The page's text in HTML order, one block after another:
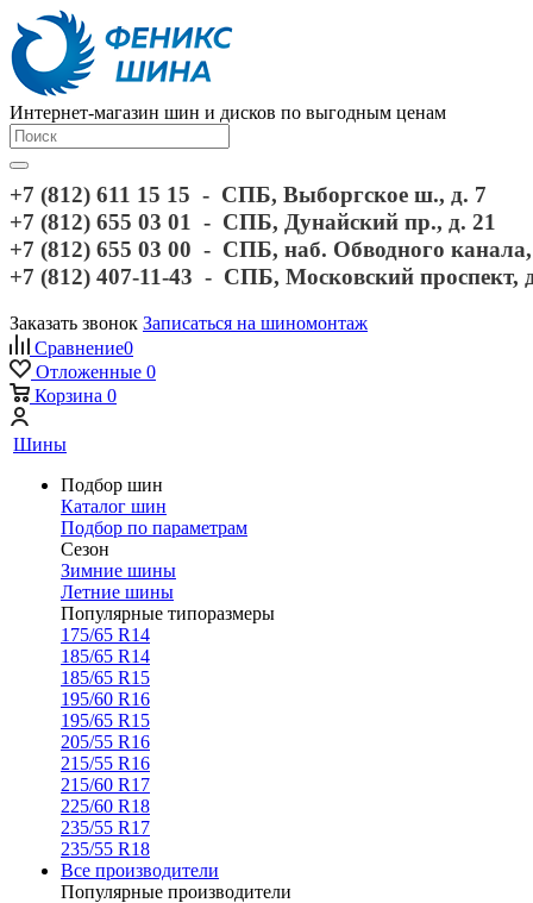
Интернет-магазин шин и дисков по выгодным ценам
+7 (812) 611 15 15 - СПБ, Выборгское ш., д. 7
+7 (812) 655 03 01 - СПБ, Дунайский пр., д. 21
+7 (812) 655 03 00 - СПБ, наб. Обводного
+7 (812) 407-11-43 - СПБ, Московский проспект,
Заказать звонок Записаться на шиномонтаж
Сравнение0
Отложенные 0
Корзина 0
Шины
Подбор шин
Каталог шин
Подбор по параметрам
Сезон
Зимние шины
Летние шины
Популярные типоразмеры
175/65 R14
185/65 R14
185/65 R15
195/60 R16
195/65 R15
205/55 R16
215/55 R16
215/60 R17
225/60 R18
235/55 R17
235/55 R18
Все производители
Популярные производители